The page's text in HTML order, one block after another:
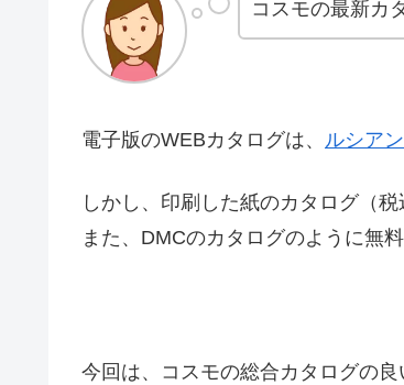
コスモの最新カ
電子版のWEBカタログは、 ルシア
しかし、印刷した紙のカタログ（
また、DMCのカタログのように無
今回は、コスモの総合カタログの